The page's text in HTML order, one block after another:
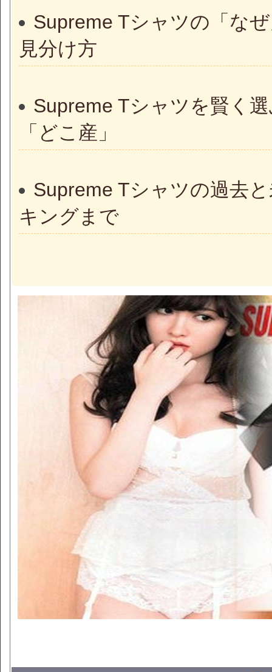
Supreme Tシャツの「な
見分け方
Supreme Tシャツを賢く
「どこ産」
Supreme Tシャツの過去
キングまで